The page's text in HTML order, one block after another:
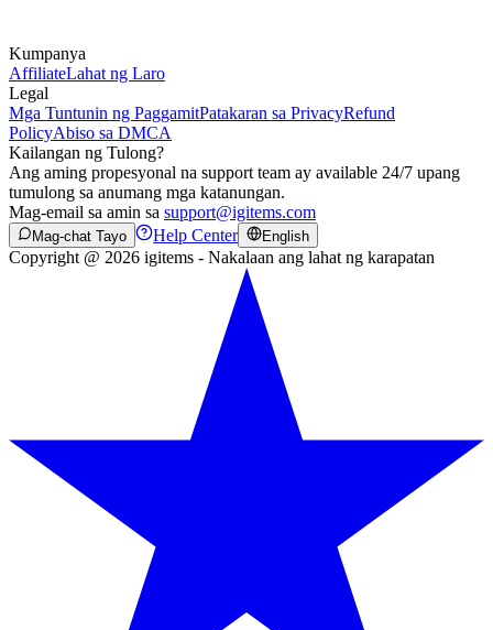
Kumpanya
AffiliateLahat ng Laro
Legal
Mga Tuntunin ng PaggamitPatakaran sa PrivacyRefund
PolicyAbiso sa DMCA
Kailangan ng Tulong?
Ang aming propesyonal na support team ay available 24/7 upang
tumulong sa anumang mga katanungan.
Mag-email sa amin sa support@igitems.com
Mag-chat Tayo Help Center English
Copyright @ 2026 igitems - Nakalaan ang lahat ng karapatan